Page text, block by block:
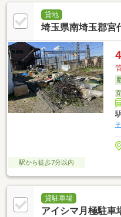
貸地
埼玉県南埼玉郡宮
4
駅から徒歩7分以内
貸駐車場
アイシマ月極駐車